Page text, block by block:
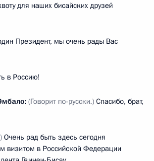
для наших бисайских друзей
Президент, мы очень рады Вас
в Россию!
(Говорит по-русски.) Спасибо, брат,
Очень рад быть здесь сегодня
визитом в Российской Федерации